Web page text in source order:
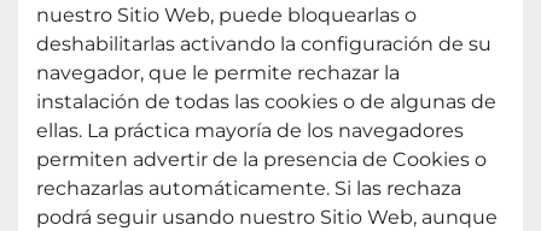
nuestro Sitio Web, puede bloquearlas o
deshabilitarlas activando la configuración de su
navegador, que le permite rechazar la
instalación de todas las cookies o de algunas de
ellas. La práctica mayoría de los navegadores
permiten advertir de la presencia de Cookies o
rechazarlas automáticamente. Si las rechaza
podrá seguir usando nuestro Sitio Web, aunque